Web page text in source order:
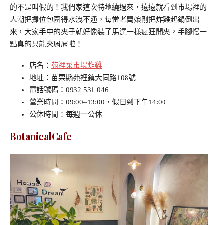
的不是叫假的！我們家這次特地繞過來，遠遠就看到市場裡的
人潮把攤位包圍得水洩不通，每當老闆娘剛把炸雞起鍋倒出
來，大家手中的夾子就好像裝了馬達一樣瘋狂開夾，手腳慢一
點真的只能夾屑屑啦！
店名： 苑裡菜市場炸雞
地址：苗栗縣苑裡鎮大同路108號
電話號碼：0932 531 046
營業時間：09:00–13:00，假日到下午14:00
公休時間：每週一公休
BotanicalCafe